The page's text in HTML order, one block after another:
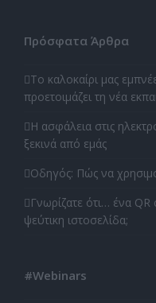
Πρόσφατα Άρθρα
Το καλοκαίρι μας
προετοιμάζει τη νέα
Η ασφάλεια στις
ξεκινά από εμάς
Οδηγός: Πώς να
Γνωρίζατε ότι… ένα
ψεύτικη ιστοσελίδα;
#Webinars